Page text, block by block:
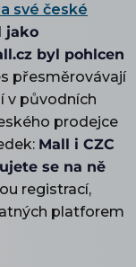
své české
jako
byl pohlcen
přesměrovávají
v původních
prodejce
Mall i CZC
se na ně
registrací,
platforem